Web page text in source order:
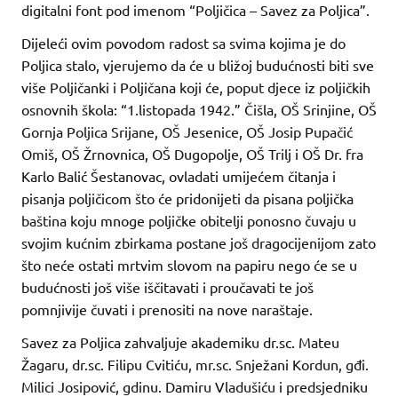
digitalni font pod imenom “Poljičica – Savez za Poljica”.
Dijeleći ovim povodom radost sa svima kojima je do
Poljica stalo, vjerujemo da će u bližoj budućnosti biti sve
više Poljičanki i Poljičana koji će, poput djece iz poljičkih
osnovnih škola: “1.listopada 1942.” Čišla, OŠ Srinjine, OŠ
Gornja Poljica Srijane, OŠ Jesenice, OŠ Josip Pupačić
Omiš, OŠ Žrnovnica, OŠ Dugopolje, OŠ Trilj i OŠ Dr. fra
Karlo Balić Šestanovac, ovladati umijećem čitanja i
pisanja poljičicom što će pridonijeti da pisana poljička
baština koju mnoge poljičke obitelji ponosno čuvaju u
svojim kućnim zbirkama postane još dragocijenijom zato
što neće ostati mrtvim slovom na papiru nego će se u
budućnosti još više iščitavati i proučavati te još
pomnjivije čuvati i prenositi na nove naraštaje.
Savez za Poljica zahvaljuje akademiku dr.sc. Mateu
Žagaru, dr.sc. Filipu Cvitiću, mr.sc. Snježani Kordun, gđi.
Milici Josipović, gdinu. Damiru Vladušiću i predsjedniku